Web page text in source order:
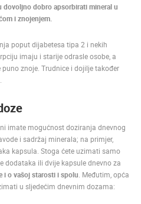
SKIJANJE I SNIJEG
ZOO
BAŠTINA SPORT
dobro apsorbirati mineral u
i znojenjem.
poput dijabetesa tipa 2 i nekih
imaju i starije odrasle osobe, a
znoje. Trudnice i dojilje također
imate mogućnost doziranja dnevnog
i sadržaj minerala; na primjer,
kapsula. Stoga ćete uzimati samo
dodataka ili dvije kapsule dnevno za
i o vašoj starosti i spolu . Međutim, opća
u sljedećim dnevnim dozama: